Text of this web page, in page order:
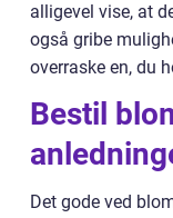
alligevel vise, at
også gribe
overraske en, du
Bestil
Det gode ved